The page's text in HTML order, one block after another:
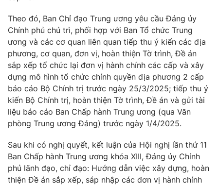
Hậu trường
Nhân vật
Khán giả
Giải sao mai
Giải trí
Điện ảnh
Âm nhạc
Sao
Đời sống
Du lịch
Làm đẹp
Chất lượng cuộc sống
Giáo dục
Tuyển sinh
Học trực tuyến
Công nghệ
Hitech Công nghệ tương lai
Sản phẩm
Thị trường
Tư vấn
Giao lưu trực tuyến
Lịch phát sóng
Theo đó, Ban Chỉ đạo Trung ương yêu cầu Đảng ủy
Chính phủ chủ trì, phối hợp với Ban Tổ chức Trung
ương và các cơ quan liên quan tiếp thu ý kiến các địa
phương, cơ quan, đơn vị, hoàn thiện Tờ trình, Đề án
sắp xếp tổ chức lại đơn vị hành chính các cấp và xây
dựng mô hình tổ chức chính quyền địa phương 2 cấp
báo cáo Bộ Chính trị trước ngày 25/3/2025; tiếp thu ý
kiến Bộ Chính trị, hoàn thiện Tờ trình, Đề án và gửi tài
liệu báo cáo Ban Chấp hành Trung ương (qua Văn
phòng Trung ương Đảng) trước ngày 1/4/2025.
Sau khi có nghị quyết, kết luận của Hội nghị lần thứ 11
Ban Chấp hành Trung ương khóa XIII, Đảng ủy Chính
phủ lãnh đạo, chỉ đạo: Hướng dẫn việc xây dựng, hoàn
thiện Đề án sắp xếp, sáp nhập các đơn vị hành chính